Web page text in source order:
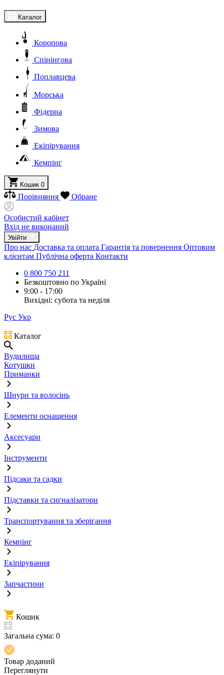
Каталог
Коропова
Спінінгова
Поплавцева
Морська
Фідерна
Зимова
Екіпірування
Кемпінг
Кошик 0
Порівняння Обране
Особистий кабінет
Вхід не виконаний
Увійти
Про нас Доставка та оплата Гарантія та повернення Оптовим
клієнтам Публічна оферта Контакти
0 800 750 211
Безкоштовно по Україні
9:00 - 17:00
Вихідні: субота та неділя
Рус Укр
Каталог
Вудилища
Котушки
Приманки
Шнури та волосінь
Елементи оснащення
Аксесуари
Інструменти
Підсаки та садки
Підставки та сигналізатори
Транспортування та зберігання
Кемпінг
Екіпірування
Запчастини
Кошик
Загальна сума: 0
Товар доданий
Переглянути